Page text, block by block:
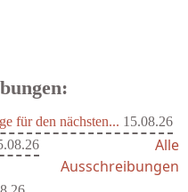
für den nächsten... 15.08.26
Alle
Ausschreibungen